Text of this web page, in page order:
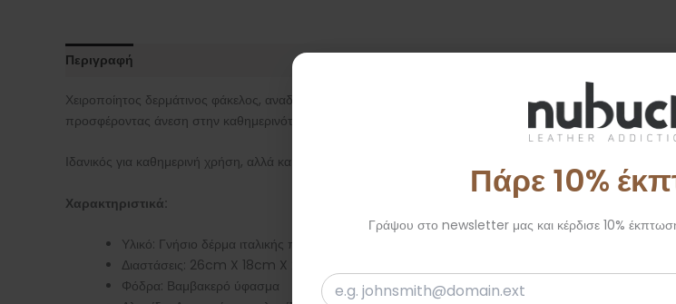
Πάρε 10%
Γράψου στο newsletter μας και κέρδισε 10%
Περιγραφή Επιπλέον πληροφορίες
Χειροποίητος δερμάτινος φάκελος, αναδιπλούμενος, φτιαγμένος από υψηλής ποιότητας δέρμα, σε
προσφέροντας άνεση στην καθημερινότητα. Εναλλακτικά, μπορείτε να τον κρατήσετε στο χέρι, αφαιρώντας
Ιδανικός για καθημερινή χρήση, αλλά και για πιο βραδινές περιστάσεις.
Χαρακτηριστικά:
Υλικό: Γνήσιο δέρμα ιταλικής προέλευσης
Διαστάσεις: 26cm X 18cm X 2cm
Φόδρα: Βαμβακερό ύφασμα